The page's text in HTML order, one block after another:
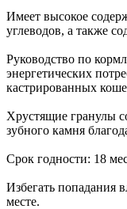
Имеет высокое
углеводов, а также
Руководство по
энергетических
кастрированных
Хрустящие гранулы
зубного камня
Срок годности: 18
Избегать попадания
месте.